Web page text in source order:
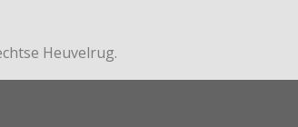
Heuvelrug.